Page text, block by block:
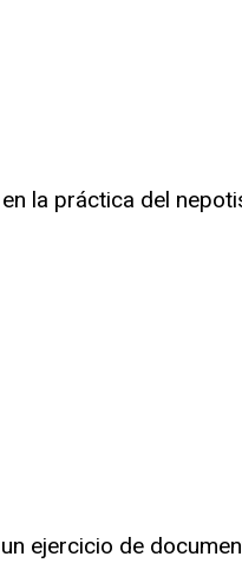
la práctica del
ejercicio de